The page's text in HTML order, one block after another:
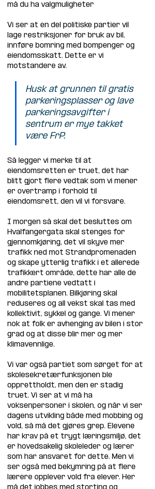
må du ha valgmuligheter
Vi ser at en del politiske partier vil
lage restriksjoner for bruk av bil,
innføre bomring med bompenger og
eiendomsskatt. Dette er vi
motstandere av.
Husk at grunnen til gratis
parkeringsplasser og lave
parkeringsavgifter i
sentrum er mye takket
være FrP.
Så legger vi merke til at
eiendomsretten er truet, det har
blitt gjort flere vedtak som vi mener
er overtramp i forhold til
eiendomsrett, den vil vi forsvare.
I morgen så skal det besluttes om
Hvalfangergata skal stenges for
gjennomkjøring, det vil skyve mer
trafikk ned mot Strandpromenaden
og skape ytterlig trafikk i et allerede
trafikkert område, dette har alle de
andre partiene vedtatt i
mobilitetsplanen. Bilkjøring skal
reduseres og all vekst skal tas med
kollektivit, sykkel og gange. Vi mener
nok at folk er avhenging av bilen i stor
grad og at disse blir mer og mer
klimavennlige.
Vi var også partiet som sørget for at
skolesekretærfunksjonen ble
opprettholdt, men den er stadig
truet. Vi ser at vi må ha
voksenpersoner i skolen, og når vi ser
dagens utvikling både med mobbing og
vold, så må det gjøres grep. Elevene
har krav på et trygt læringsmiljø, det
er hovedsakelig skoleleder og lærer
som har ansvaret for dette. Men vi
ser også med bekymring på at flere
lærere opplever vold fra elever. Her
må det jobbes med storting og